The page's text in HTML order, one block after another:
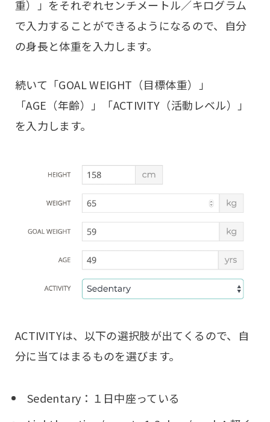
重）」をそれぞれセンチメートル／キログラム
で入力することができるようになるので、自分
の身長と体重を入力します。
続いて「GOAL WEIGHT（目標体重）」
「AGE（年齢）」「ACTIVITY（活動レベル）」
を入力します。
ACTIVITYは、以下の選択肢が出てくるので、自
分に当てはまるものを選びます。
Sedentary：１日中座っている